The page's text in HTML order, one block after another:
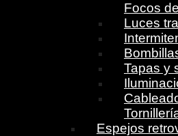
Focos
Luces
Tapas y
Espejos